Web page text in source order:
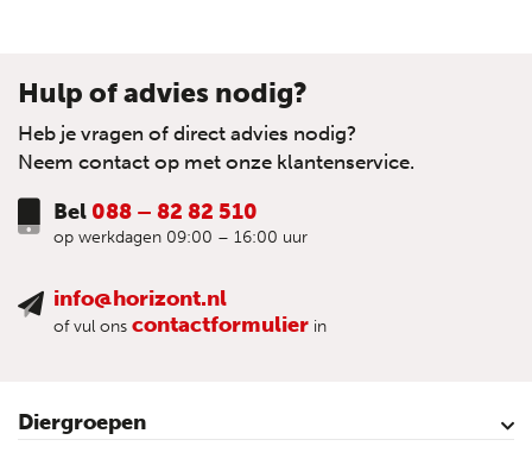
Hulp of advies nodig?
Heb je vragen of direct advies nodig?
Neem contact op met onze klantenservice.
Bel 088 – 82 82 510
op werkdagen 09:00 – 16:00 uur
info@horizont.nl
of vul ons contactformulier in
Diergroepen
Rund
Schaap
Paard
Geit
Pluimvee
Varken
Huisdieren
Reigers
Wolfafweer
Wild / Wildafweer